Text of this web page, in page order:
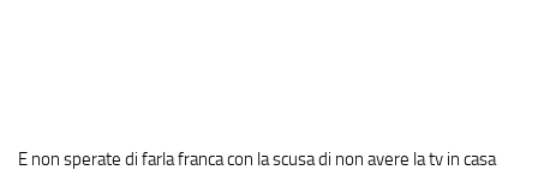
E non sperate di farla franca con la scusa di non avere la tv in casa